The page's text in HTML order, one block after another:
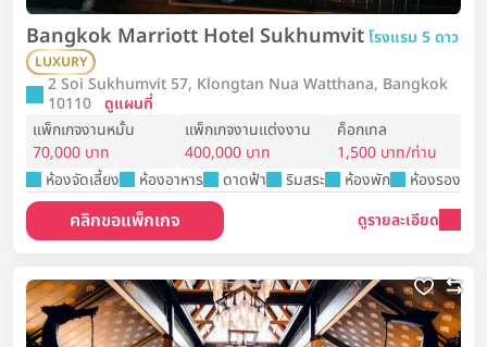
Bangkok Marriott Hotel Sukhumvitโรงแรม 5 ดาว
LUXURY
2 Soi Sukhumvit 57, Klongtan Nua Watthana, Bangkok
10110 ดูแผนที่
แพ็กเกจงานหมั้น
70,000 บาท
แพ็กเกจงานแต่งงาน
400,000 บาท
ค็อกเทล
1,500 บาท/ท่าน
ห้องจัดเลี้ยง
ห้องอาหาร ดาดฟ้า ริมสระ ห้องพัก ห้องรองรับ
คลิกขอแพ็กเกจ ดูรายละเอียด